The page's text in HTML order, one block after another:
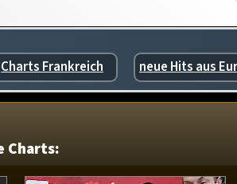
Charts Frankreich neue Hits aus
Charts: